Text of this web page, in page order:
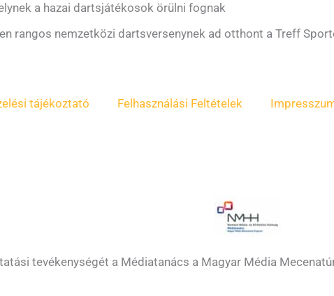
a hazai dartsjátékosok örülni fognak
rangos nemzetközi dartsversenynek ad otthont a Treff
tájékoztató Felhasználási Feltételek
tevékenységét a Médiatanács a Magyar Média